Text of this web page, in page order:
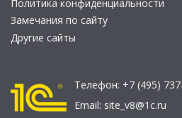
Политика конфиденциальности
Замечания по сайту
Другие сайты
Телефон: +7 (495)
Email: site_v8@1c.ru